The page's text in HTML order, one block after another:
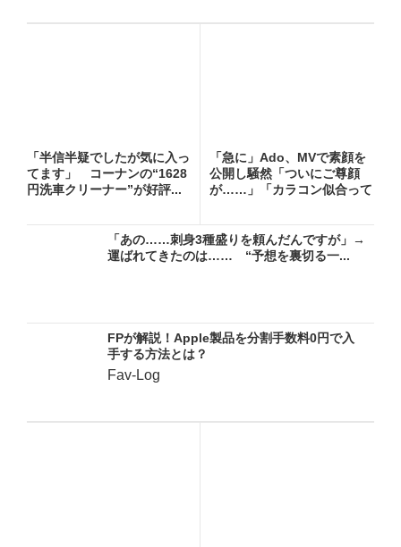
「半信半疑でしたが気に入っ
てます」 コーナンの“1628
円洗車クリーナー”が好評...
「急に」Ado、MVで素顔を
公開し騒然「ついにご尊顔
が……」「カラコン似合って
「あの……刺身3種盛りを頼んだんですが」→
運ばれてきたのは…… “予想を裏切る一...
FPが解説！Apple製品を分割手数料0円で入
手する方法とは？
Fav-Log